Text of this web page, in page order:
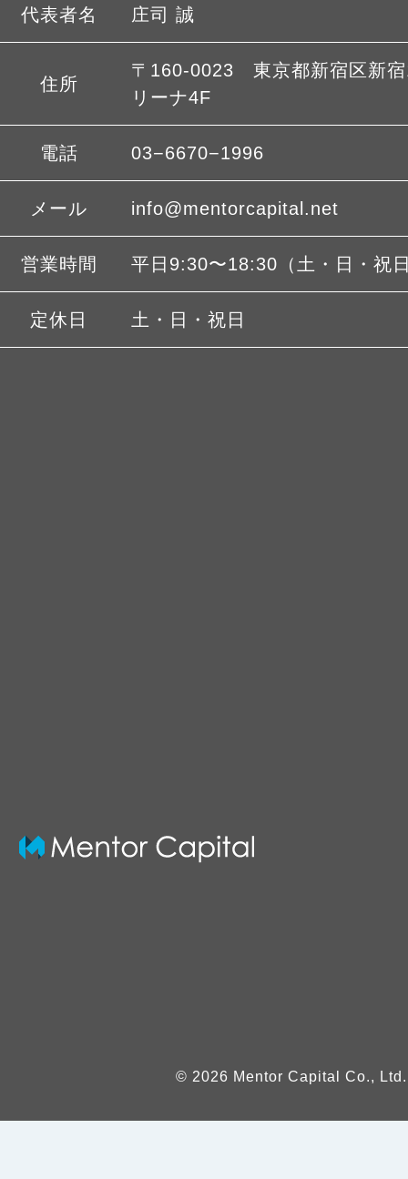
代表者名 庄司 誠
住所
〒160-0023 東京都新宿区新
リーナ4F
電話 03−6670−1996
メール info@mentorcapital.net
営業時間 平日9:30〜18:30（土・日・祝
定休日 土・日・祝日
© 2026 Mentor Capital Co., Ltd.